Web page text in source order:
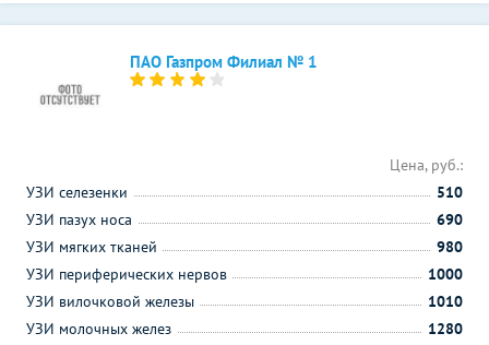
ПАО Газпром Филиал № 1
Цена, руб.:
УЗИ селезенки
510
УЗИ пазух носа
690
УЗИ мягких тканей
980
УЗИ периферических нервов
1000
УЗИ вилочковой железы
1010
УЗИ молочных желез
1280